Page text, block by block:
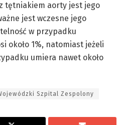
tętniakiem aorty jest jego
jest wczesne jego
w przypadku
około 1%, natomiast jeżeli
umiera nawet około
Szpital Zespolony